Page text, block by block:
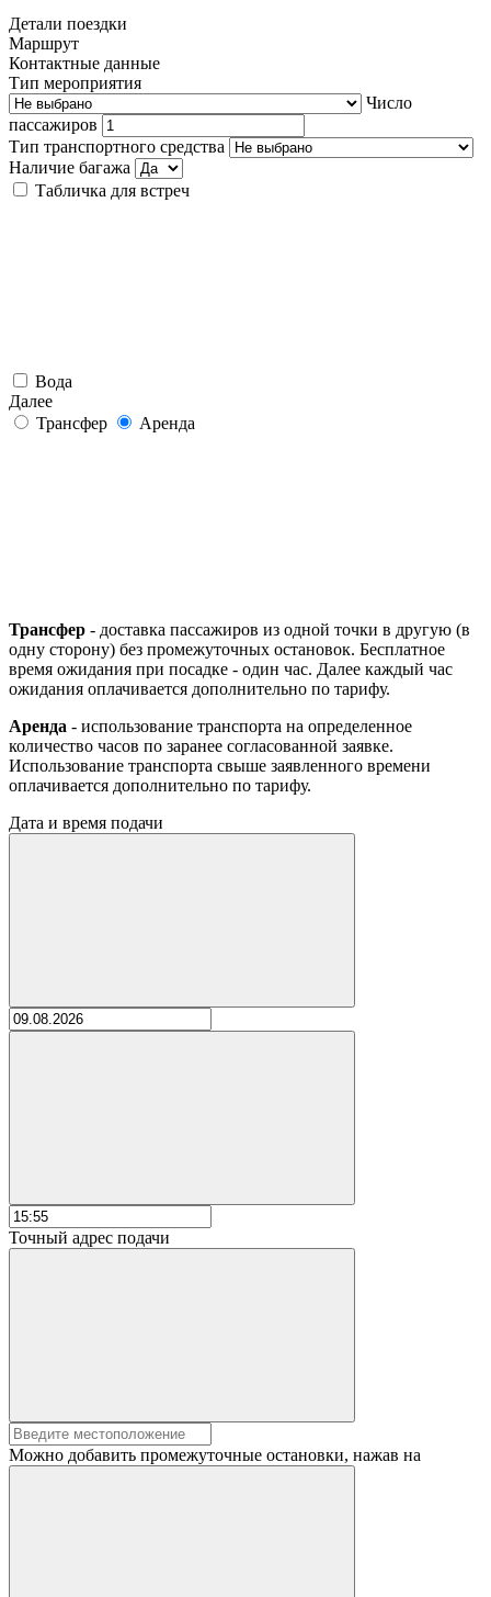
Детали поездки
Маршрут
Контактные данные
Тип мероприятия
Число
пассажиров
Тип транспортного средства
Наличие багажа
Табличка для встреч
Вода
Далее
Трансфер
Аренда
Трансфер - доставка пассажиров из одной точки в другую (в
одну сторону) без промежуточных остановок. Бесплатное
время ожидания при посадке - один час. Далее каждый час
ожидания оплачивается дополнительно по тарифу.
Аренда - использование транспорта на определенное
количество часов по заранее согласованной заявке.
Использование транспорта свыше заявленного времени
оплачивается дополнительно по тарифу.
Дата и время подачи
Точный адрес подачи
Можно добавить промежуточные остановки, нажав на